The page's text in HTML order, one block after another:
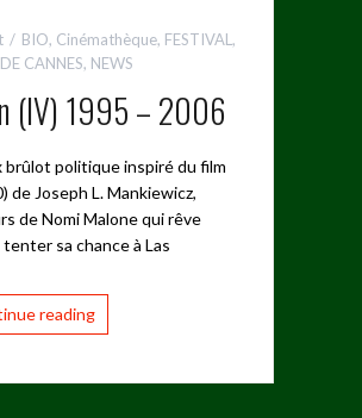
BIO, Cinémathèque, FESTIVAL ,
CANNES, NEWS
(IV) 1995 – 2006
politique inspiré du film
de Joseph L. Mankiewicz,
de Nomi Malone qui rêve
sa chance à Las
reading